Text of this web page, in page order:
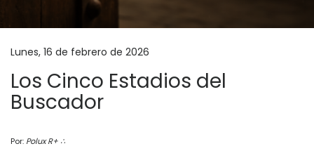
Lunes, 16 de febrero de 2026
Los Cinco Estadios del
Buscador
Por: Polux R+ ∴